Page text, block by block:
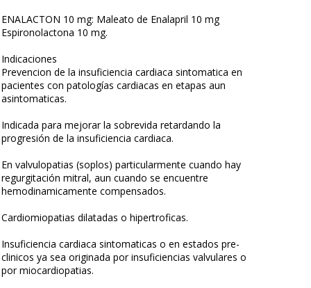
ENALACTON 10 mg: Maleato de Enalapril 10 mg
Espironolactona 10 mg.
Indicaciones
Prevencion de la insuficiencia cardiaca sintomatica en
pacientes con patologías cardiacas en etapas aun
asintomaticas.
Indicada para mejorar la sobrevida retardando la
progresión de la insuficiencia cardiaca.
En valvulopatias (soplos) particularmente cuando hay
regurgitación mitral, aun cuando se encuentre
hemodinamicamente compensados.
Cardiomiopatias dilatadas o hipertroficas.
Insuficiencia cardiaca sintomaticas o en estados pre-
clinicos ya sea originada por insuficiencias valvulares o
por miocardiopatias.